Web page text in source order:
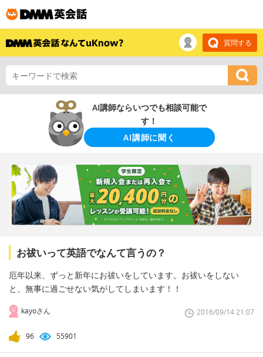
質問する
AI講師ならいつでも相談可能で
す！
AI講師に聞く
お祓いって英語でなんて言うの？
厄年以来、ずっと新年にお祓いをしています。お祓いをしない
と、無事に過ごせない気がしてしまいます！！
kayoさん 2016/09/14 21:07
96 55901